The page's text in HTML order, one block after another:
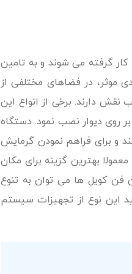
گرفته می شوند و به تامین
موثر، در فضاهای مختلفی از
نقش دارند. برخی از انواع این
روی دیوار نصب نمود. دستگاه
و برای فراهم نمودن گرمایش
بهترین گزینه برای مکان
فن کویل ها می توان به تنوع
این نوع از تجهیزات سیستم